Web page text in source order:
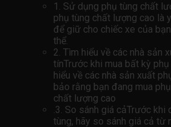
1. Sử dụng phụ tùng chất
phụ tùng chất lượng cao là
để giữ cho chiếc xe của
thể.
2. Tìm hiểu về các nhà sản
tínTrước khi mua bất kỳ
hiểu về các nhà sản xuất
bảo rằng bạn đang mua
chất lượng cao
.3. So sánh giá cảTrước khi
tùng, hãy so sánh giá cả từ